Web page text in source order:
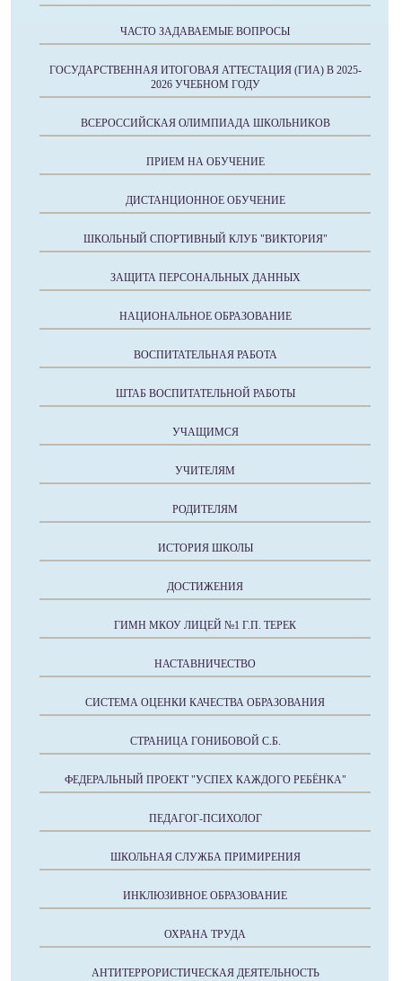
ЧАСТО ЗАДАВАЕМЫЕ ВОПРОСЫ
ГОСУДАРСТВЕННАЯ ИТОГОВАЯ АТТЕСТАЦИЯ (ГИА) В 2025-
2026 УЧЕБНОМ ГОДУ
ВСЕРОССИЙСКАЯ ОЛИМПИАДА ШКОЛЬНИКОВ
ПРИЕМ НА ОБУЧЕНИЕ
ДИСТАНЦИОННОЕ ОБУЧЕНИЕ
ШКОЛЬНЫЙ СПОРТИВНЫЙ КЛУБ "ВИКТОРИЯ"
ЗАЩИТА ПЕРСОНАЛЬНЫХ ДАННЫХ
НАЦИОНАЛЬНОЕ ОБРАЗОВАНИЕ
ВОСПИТАТЕЛЬНАЯ РАБОТА
ШТАБ ВОСПИТАТЕЛЬНОЙ РАБОТЫ
УЧАЩИМСЯ
УЧИТЕЛЯМ
РОДИТЕЛЯМ
ИСТОРИЯ ШКОЛЫ
ДОСТИЖЕНИЯ
ГИМН МКОУ ЛИЦЕЙ №1 Г.П. ТЕРЕК
НАСТАВНИЧЕСТВО
СИСТЕМА ОЦЕНКИ КАЧЕСТВА ОБРАЗОВАНИЯ
СТРАНИЦА ГОНИБОВОЙ С.Б.
ФЕДЕРАЛЬНЫЙ ПРОЕКТ "УСПЕХ КАЖДОГО РЕБЁНКА"
ПЕДАГОГ-ПСИХОЛОГ
ШКОЛЬНАЯ СЛУЖБА ПРИМИРЕНИЯ
ИНКЛЮЗИВНОЕ ОБРАЗОВАНИЕ
ОХРАНА ТРУДА
АНТИТЕРРОРИСТИЧЕСКАЯ ДЕЯТЕЛЬНОСТЬ